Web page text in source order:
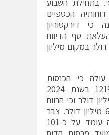
דולר. בתחילת השבוע
הכספיים
ועדכנה כי דירקטוריון
סף הדיווח
2 מיליון דולר במקום מיליון
עולה כי הכנסות
החברה צמחו בכ-121% בשנת 2024
בכ- 115 מיליון דולר וכי הרווח
הנקי עמד על כ-66.3 מיליון דולר. צבר
ההזמנות של החברה עומד על כ-101
פרסום הדוח